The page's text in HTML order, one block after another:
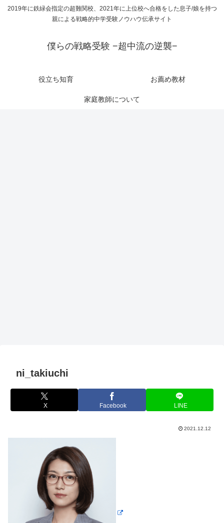
2019年に鉄緑会指定の超難関校、2021年に上位校へ合格をした息子/娘を持つ
親による戦略的中学受験ノウハウ伝承サイト
僕らの戦略受験 −超中流の逆襲−
役立ち知育 お薦め教材
家庭教師について
ni_takiuchi
X Facebook LINE
2021.12.12